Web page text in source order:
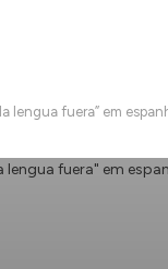
lengua fuera” em